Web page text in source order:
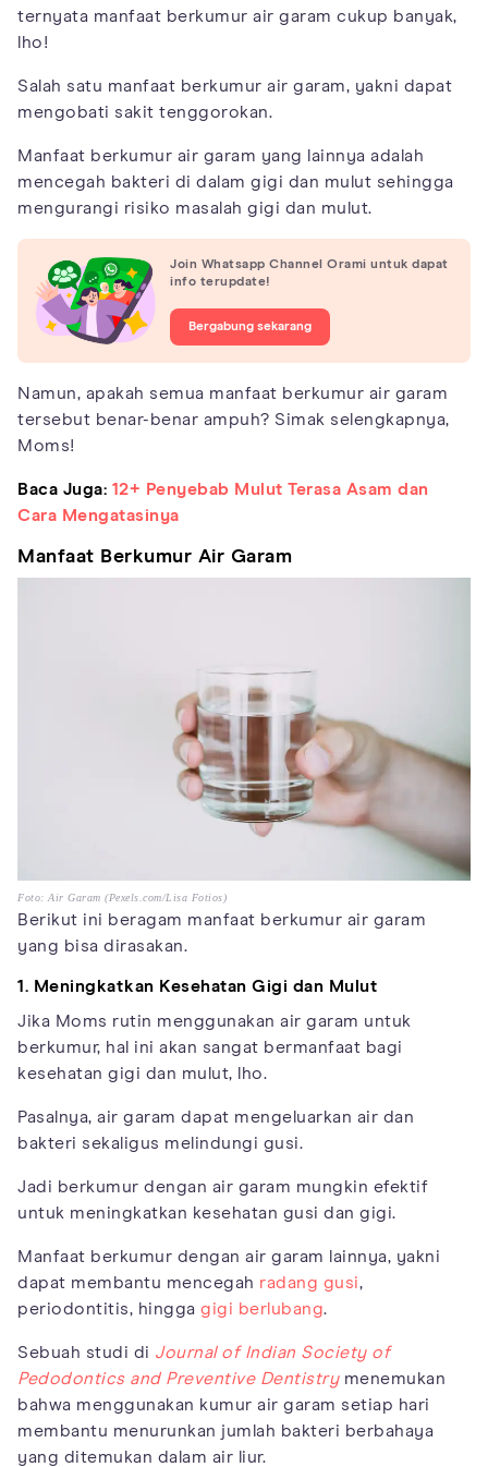
ternyata manfaat berkumur air garam cukup banyak,
lho!
Salah satu manfaat berkumur air garam, yakni dapat
mengobati sakit tenggorokan.
Manfaat berkumur air garam yang lainnya adalah
mencegah bakteri di dalam gigi dan mulut sehingga
mengurangi risiko masalah gigi dan mulut.
Join Whatsapp Channel Orami untuk dapat
info terupdate!
Bergabung sekarang
Namun, apakah semua manfaat berkumur air garam
tersebut benar-benar ampuh? Simak selengkapnya,
Moms!
Baca Juga: 12+ Penyebab Mulut Terasa Asam dan
Cara Mengatasinya
Manfaat Berkumur Air Garam
Foto: Air Garam (Pexels.com/Lisa Fotios)
Berikut ini beragam manfaat berkumur air garam
yang bisa dirasakan.
1. Meningkatkan Kesehatan Gigi dan Mulut
Jika Moms rutin menggunakan air garam untuk
berkumur, hal ini akan sangat bermanfaat bagi
kesehatan gigi dan mulut, lho.
Pasalnya, air garam dapat mengeluarkan air dan
bakteri sekaligus melindungi gusi.
Jadi berkumur dengan air garam mungkin efektif
untuk meningkatkan kesehatan gusi dan gigi.
Manfaat berkumur dengan air garam lainnya, yakni
dapat membantu mencegah radang gusi,
periodontitis, hingga gigi berlubang.
Sebuah studi di Journal of Indian Society of
Pedodontics and Preventive Dentistrymenemukan
bahwa menggunakan kumur air garam setiap hari
membantu menurunkan jumlah bakteri berbahaya
yang ditemukan dalam air liur.